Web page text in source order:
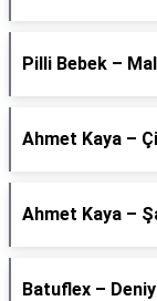
Pilli Bebek –
Ahmet Kaya –
Ahmet Kaya –
Batuflex –